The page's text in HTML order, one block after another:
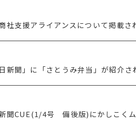
社支援アライアンスについて掲載さ
新聞」に「さとうみ弁当」が紹介さ
新聞CUE(1/4号 備後版)にかしこく